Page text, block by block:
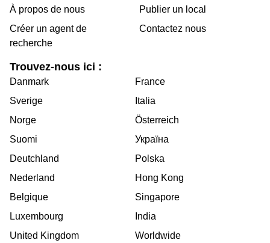
À propos de nous
Créer un agent de
recherche
Publier un local
Contactez nous
Trouvez-nous ici :
Danmark
Sverige
Norge
Suomi
Deutchland
Nederland
Belgique
Luxembourg
United Kingdom
France
Italia
Österreich
Україна
Polska
Hong Kong
Singapore
India
Worldwide